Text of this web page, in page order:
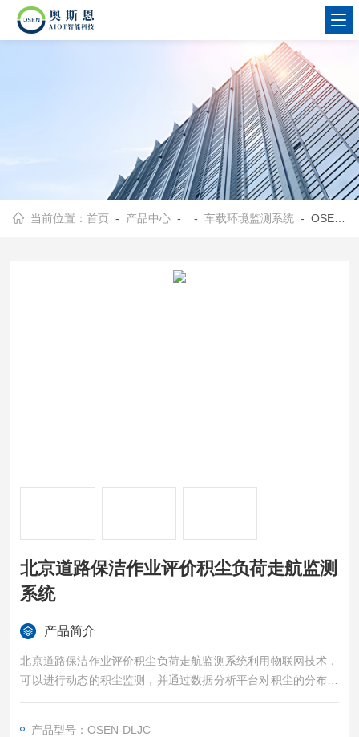
当前位置：首页 - 产品中心 - -车载环境监测系统 - OSEN-DLJC北京道路保洁作业评价积尘负荷走航监测系统
北京道路保洁作业评价积尘负荷走航监测
系统
产品简介
北京道路保洁作业评价积尘负荷走航监测系统利用物联网技术，
可以进行动态的积尘监测，并通过数据分析平台对积尘的分布、
浓度、时空变化进行深度挖掘，为城市管理提供决策依据。
产品型号：OSEN-DLJC